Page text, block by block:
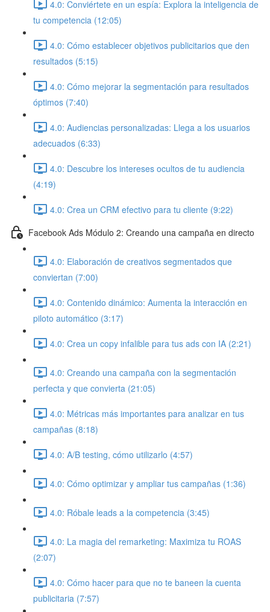
4.0: Conviértete en un espía: Explora la inteligencia de
tu competencia (12:05)
4.0: Cómo establecer objetivos publicitarios que den
resultados (5:15)
4.0: Cómo mejorar la segmentación para resultados
óptimos (7:40)
4.0: Audiencias personalizadas: Llega a los usuarios
adecuados (6:33)
4.0: Descubre los intereses ocultos de tu audiencia
(4:19)
4.0: Crea un CRM efectivo para tu cliente (9:22)
Facebook Ads Módulo 2: Creando una campaña en directo
4.0: Elaboración de creativos segmentados que
conviertan (7:00)
4.0: Contenido dinámico: Aumenta la interacción en
piloto automático (3:17)
4.0: Crea un copy infalible para tus ads con IA (2:21)
4.0: Creando una campaña con la segmentación
perfecta y que convierta (21:05)
4.0: Métricas más importantes para analizar en tus
campañas (8:18)
4.0: A/B testing, cómo utilizarlo (4:57)
4.0: Cómo optimizar y ampliar tus campañas (1:36)
4.0: Róbale leads a la competencia (3:45)
4.0: La magia del remarketing: Maximiza tu ROAS
(2:07)
4.0: Cómo hacer para que no te baneen la cuenta
publicitaria (7:57)